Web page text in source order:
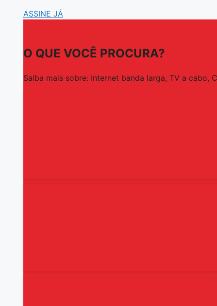
ASSINE JÁ
O QUE VOCÊ PROCURA?
Saiba mais sobre: Internet banda larga, TV a cabo,